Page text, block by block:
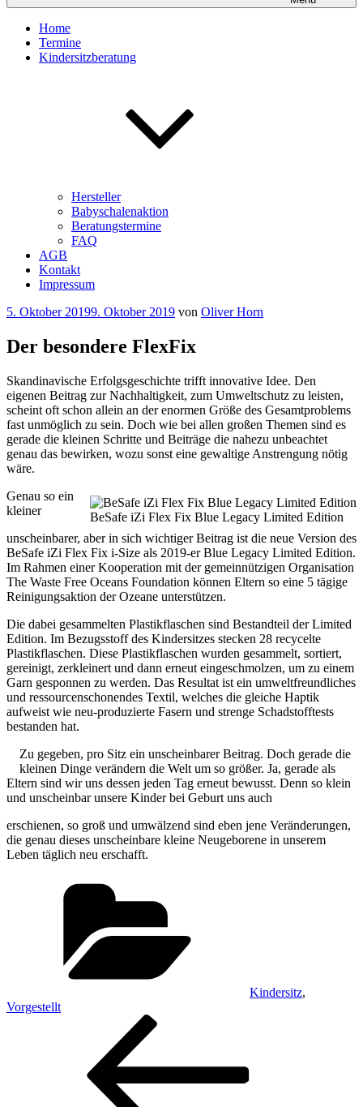
Home
Termine
Kindersitzberatung
Hersteller
Babyschalenaktion
Beratungstermine
FAQ
AGB
Kontakt
Impressum
Veröffentlicht
5. Oktober 20199. Oktober 2019 von Oliver Horn
Der besondere FlexFix
Skandinavische Erfolgsgeschichte trifft innovative Idee. Den
eigenen Beitrag zur Nachhaltigkeit, zum Umweltschutz zu leisten,
scheint oft schon allein an der enormen Größe des Gesamtproblems
fast unmöglich zu sein. Doch wie bei allen großen Themen sind es
gerade die kleinen Schritte und Beiträge die nahezu unbeachtet
genau das bewirken, wozu sonst eine gewaltige Anstrengung nötig
wäre.
BeSafe iZi Flex Fix Blue Legacy Limited Edition
Genau so ein
kleiner
unscheinbarer, aber in sich wichtiger Beitrag ist die neue Version des
BeSafe iZi Flex Fix i-Size als 2019-er Blue Legacy Limited Edition.
Im Rahmen einer Kooperation mit der gemeinnützigen Organisation
The Waste Free Oceans Foundation können Eltern so eine 5 tägige
Reinigungsaktion der Ozeane unterstützen.
Die dabei gesammelten Plastikflaschen sind Bestandteil der Limited
Edition. Im Bezugsstoff des Kindersitzes stecken 28 recycelte
Plastikflaschen. Diese Plastikflaschen wurden gesammelt, sortiert,
gereinigt, zerkleinert und dann erneut eingeschmolzen, um zu einem
Garn gesponnen zu werden. Das Resultat ist ein umweltfreundliches
und ressourcenschonendes Textil, welches die gleiche Haptik
aufweist wie neu-produzierte Fasern und strenge Schadstofftests
bestanden hat.
Zu gegeben, pro Sitz ein unscheinbarer Beitrag. Doch gerade die
kleinen Dinge verändern die Welt um so größer. Ja, gerade als
Eltern sind wir uns dessen jeden Tag erneut bewusst. Denn so klein
und unscheinbar unsere Kinder bei Geburt uns auch
erschienen, so groß und umwälzend sind eben jene Veränderungen,
die genau dieses unscheinbare kleine Neugeborene in unserem
Leben täglich neu erschafft.
Kindersitz,
Vorgestellt
Beitragsnavigation